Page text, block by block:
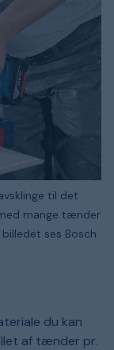
til det
mange tænder
ses Bosch
du kan
af tænder pr.